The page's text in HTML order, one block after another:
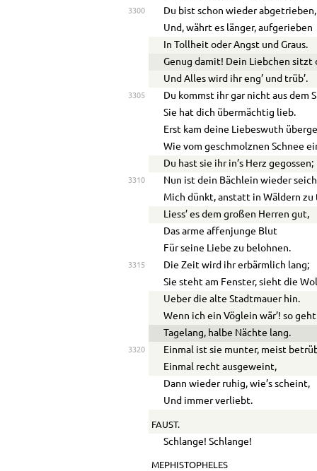
3300
Du bist schon wieder abgetrieben,
Und, währt es länger, aufgerieben
In Tollheit oder Angst und Graus.
Genug damit! Dein Liebchen sitzt
Und Alles wird ihr eng’ und trüb’.
3305
Du kommst ihr gar nicht aus dem
Sie hat dich übermächtig lieb.
Erst kam deine Liebeswuth
Wie vom geschmolznen Schnee
Du hast sie ihr in’s Herz gegossen;
3310
Nun ist dein Bächlein wieder
Mich dünkt, anstatt in Wäldern zu
Liess’ es dem großen Herren gut,
Das arme affenjunge Blut
Für seine Liebe zu belohnen.
3315
Die Zeit wird ihr erbärmlich lang;
Sie steht am Fenster, sieht die
Ueber die alte Stadtmauer hin.
Wenn ich ein Vöglein wär’! so
Tagelang, halbe Nächte lang.
3320
Einmal ist sie munter, meist
Einmal recht ausgeweint,
Dann wieder ruhig, wie’s scheint,
Und immer verliebt.
FAUST.
Schlange! Schlange!
MEPHISTOPHELES